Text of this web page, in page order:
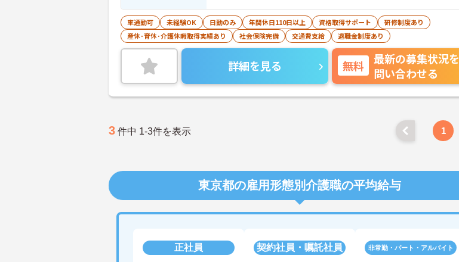
車通勤可 未経験OK 日勤のみ 年間休日110日以上 資格取得サポート
研修制度あり
産休･育休･介護休暇取得実績あり
社会保険完備 交通費支給 退職金制度あり
詳細を見る 無料
最新の募集状況を
問い合わせる
3 件中 1-3件を表示 1
東京都の雇用形態別介護職の平均給与
正社員 契約社員・嘱託社員 非常勤・パート・アルバイト